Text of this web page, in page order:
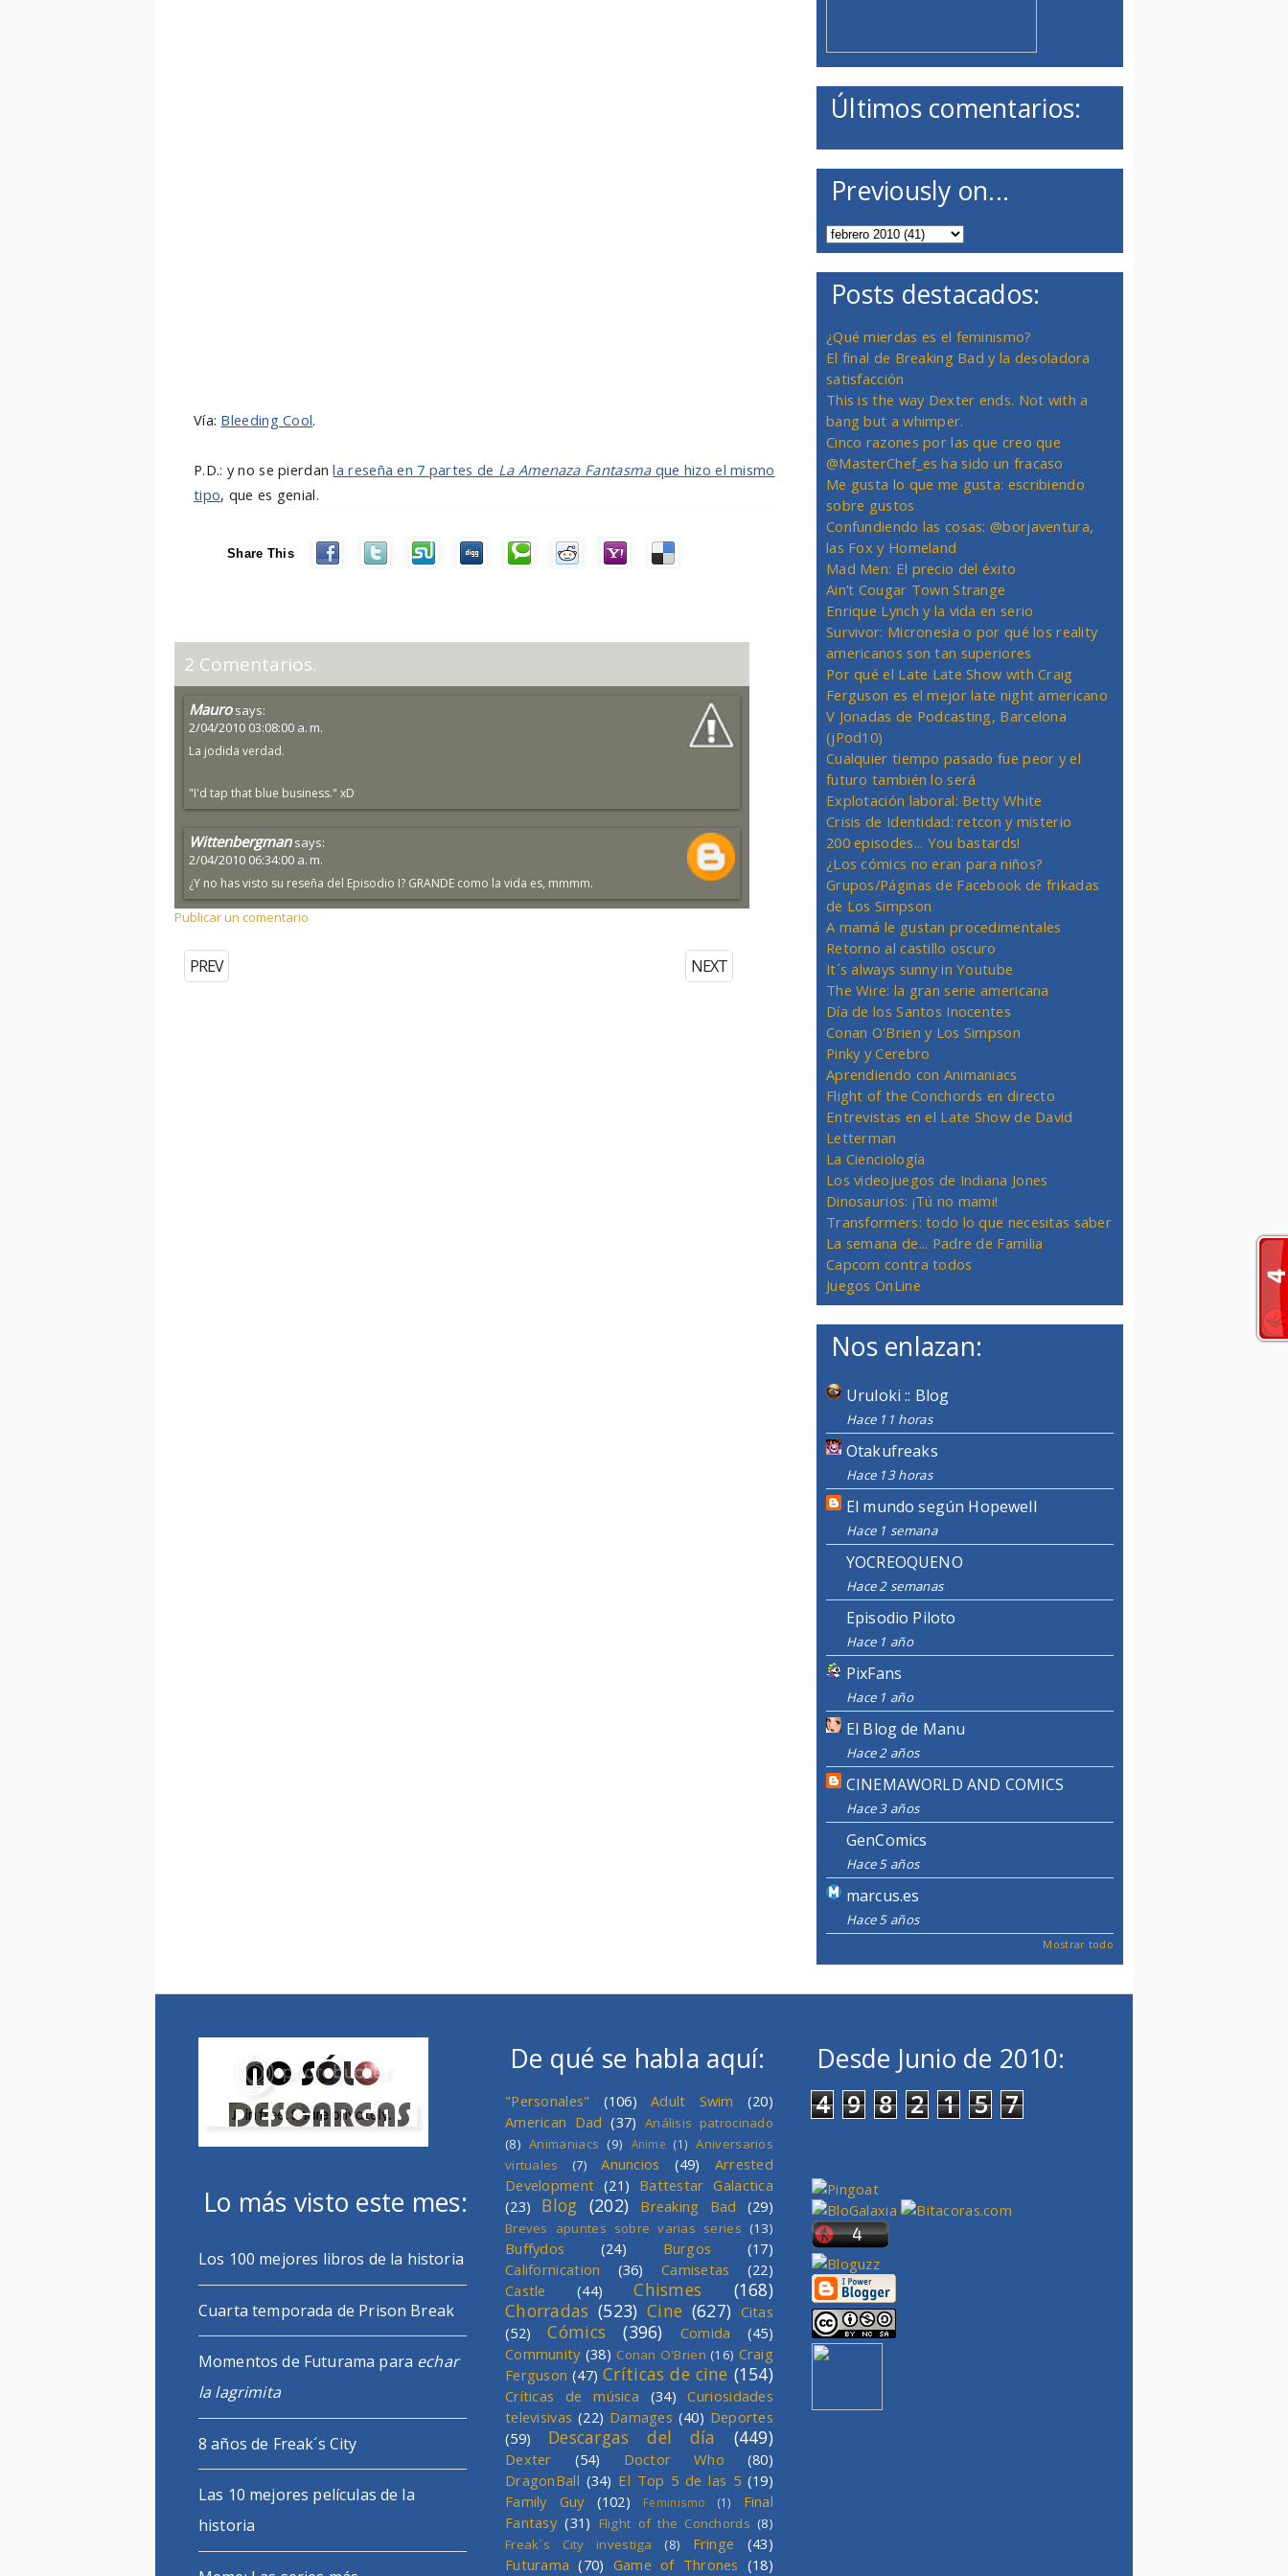
Vía: Bleeding Cool.
P.D.: y no se pierdanla reseña en 7 partes de La Amenaza Fantasmaque hizo el mismo
tipo, que es genial.
Share This
2 Comentarios.
Mauro says:
2/04/2010 03:08:00 a. m.
La jodida verdad.
"I'd tap that blue business." xD
Wittenbergman says:
2/04/2010 06:34:00 a. m.
¿Y no has visto su reseña del Episodio I? GRANDE como la vida es, mmmm.
Publicar un comentario
NEXT
PREV
Últimos comentarios:
Previously on...
Posts destacados:
¿Qué mierdas es el feminismo?
El final de Breaking Bad y la desoladora
satisfacción
This is the way Dexter ends. Not with a
bang but a whimper.
Cinco razones por las que creo que
@MasterChef_es ha sido un fracaso
Me gusta lo que me gusta: escribiendo
sobre gustos
Confundiendo las cosas: @borjaventura,
las Fox y Homeland
Mad Men: El precio del éxito
Ain’t Cougar Town Strange
Enrique Lynch y la vida en serio
Survivor: Micronesia o por qué los reality
americanos son tan superiores
Por qué el Late Late Show with Craig
Ferguson es el mejor late night americano
V Jonadas de Podcasting, Barcelona
(jPod10)
Cualquier tiempo pasado fue peor y el
futuro también lo será
Explotación laboral: Betty White
Crisis de Identidad: retcon y misterio
200 episodes... You bastards!
¿Los cómics no eran para niños?
Grupos/Páginas de Facebook de frikadas
de Los Simpson
A mamá le gustan procedimentales
Retorno al castillo oscuro
It´s always sunny in Youtube
The Wire: la gran serie americana
Día de los Santos Inocentes
Conan O'Brien y Los Simpson
Pinky y Cerebro
Aprendiendo con Animaniacs
Flight of the Conchords en directo
Entrevistas en el Late Show de David
Letterman
La Cienciología
Los videojuegos de Indiana Jones
Dinosaurios: ¡Tú no mami!
Transformers: todo lo que necesitas saber
La semana de... Padre de Familia
Capcom contra todos
Juegos OnLine
Nos enlazan:
Uruloki :: Blog
Hace 11 horas
Otakufreaks
Hace 13 horas
El mundo según Hopewell
Hace 1 semana
YOCREOQUENO
Hace 2 semanas
Episodio Piloto
Hace 1 año
PixFans
Hace 1 año
El Blog de Manu
Hace 2 años
CINEMAWORLD AND COMICS
Hace 3 años
GenComics
Hace 5 años
marcus.es
Hace 5 años
Mostrar todo
Lo más visto este mes:
Los 100 mejores libros de la historia
Cuarta temporada de Prison Break
Momentos de Futurama para echar
la lagrimita
8 años de Freak´s City
Las 10 mejores películas de la
historia
De qué se habla aquí:
"Personales" (106) Adult Swim
(20)
American Dad (37) Análisis patrocinado
(8) Animaniacs (9) Anime (1) Aniversarios
virtuales
(7) Anuncios (49)
Arrested
Development (21) Battestar Galactica
(23)
Blog (202) Breaking Bad (29)
Breves apuntes sobre varias series (13)
Buffydos (24) Burgos
(17)
Californication
(36) Camisetas
(22)
Castle
(44) Chismes
(168)
Chorradas (523) Cine (627) Citas
(52)
Cómics (396) Comida
(45)
Community (38) Conan O'Brien (16) Craig
Ferguson (47) Críticas de cine (154)
Críticas de música (34)
Curiosidades
televisivas (22) Damages (40) Deportes
(59)
Descargas del día (449)
Dexter (54) Doctor Who
(80)
DragonBall (34) El Top 5 de las 5 (19)
Family Guy
(102) Feminismo (1)
Final
Fantasy (31) Flight of the Conchords (8)
Freak´s City investiga
(8) Fringe
(43)
Futurama (70) Game of Thrones (18)
Desde Junio de 2010:
4 9 8 2 1 5 7